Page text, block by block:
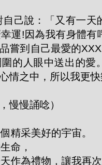
己說：「又有一天
運!因為我有身體有
嘗到自己最愛的
的人眼中送出的愛
情之中，所以我更
慢慢誦唸）
精采美好的宇宙。
命，
作為禮物，讓我再